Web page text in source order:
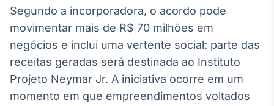
Broadcast
Datafeed
APIs para
conteúdos e
dados
Segundo a incorporadora, o acordo pode
movimentar mais de R$ 70 milhões em
negócios e inclui uma vertente social: parte das
receitas geradas será destinada ao Instituto
Projeto Neymar Jr. A iniciativa ocorre em um
momento em que empreendimentos voltados